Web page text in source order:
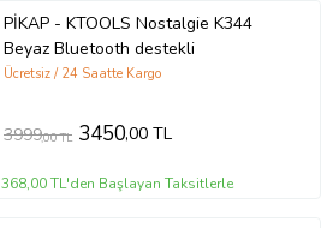
PİKAP - KTOOLS Nostalgie K344
Beyaz Bluetooth destekli
Ücretsiz / 24 Saatte Kargo
3999,00 TL 3450,00 TL
368,00 TL'den Başlayan Taksitlerle